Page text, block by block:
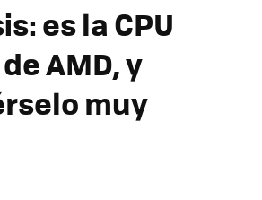
es la CPU
AMD, y
muy